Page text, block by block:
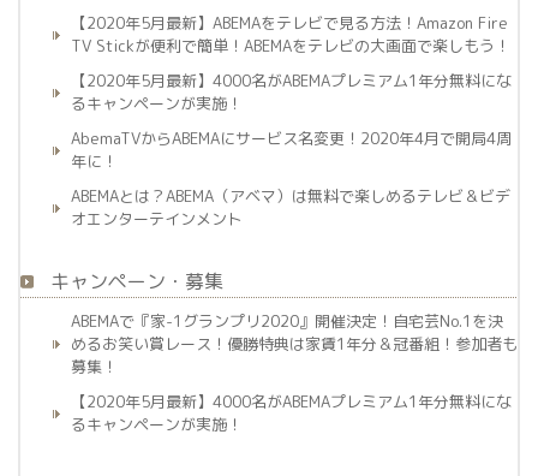
【2020年5月最新】ABEMAをテレビで見る方法！Amazon Fire
TV Stickが便利で簡単！ABEMAをテレビの大画面で楽しもう！
【2020年5月最新】4000名がABEMAプレミアム1年分無料にな
るキャンペーンが実施！
AbemaTVからABEMAにサービス名変更！2020年4月で開局4周
年に！
ABEMAとは？ABEMA（アベマ）は無料で楽しめるテレビ＆ビデ
オエンターテインメント
キャンペーン・募集
ABEMAで『家-1グランプリ2020』開催決定！自宅芸No.1を決
めるお笑い賞レース！優勝特典は家賃1年分＆冠番組！参加者も
募集！
【2020年5月最新】4000名がABEMAプレミアム1年分無料にな
るキャンペーンが実施！